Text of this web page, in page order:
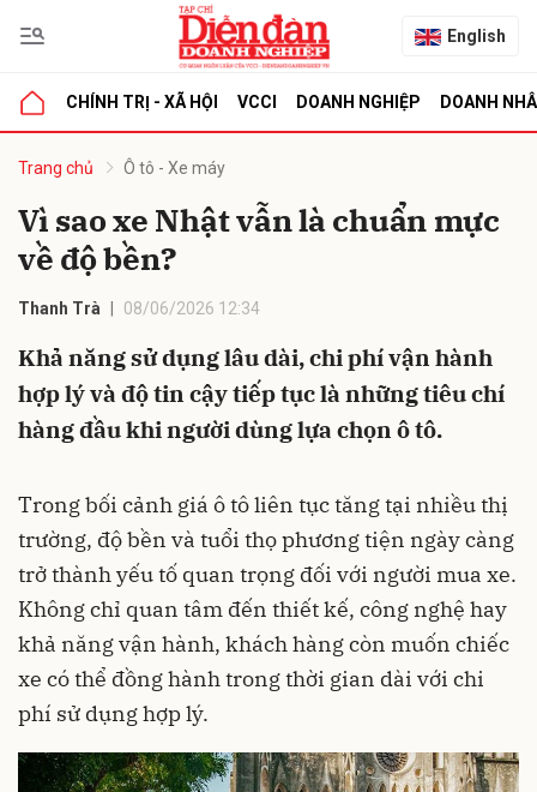
English
CHÍNH TRỊ - XÃ HỘI VCCI DOANH NGHIỆP DOANH
Trang chủ Ô tô - Xe máy
Vì sao xe Nhật vẫn là chuẩn mực
về độ bền?
Thanh Trà 08/06/2026 12:34
Khả năng sử dụng lâu dài, chi phí vận hành
hợp lý và độ tin cậy tiếp tục là những tiêu chí
hàng đầu khi người dùng lựa chọn ô tô.
Trong bối cảnh giá ô tô liên tục tăng tại nhiều thị
trường, độ bền và tuổi thọ phương tiện ngày càng
trở thành yếu tố quan trọng đối với người mua xe.
Không chỉ quan tâm đến thiết kế, công nghệ hay
khả năng vận hành, khách hàng còn muốn chiếc
xe có thể đồng hành trong thời gian dài với chi
phí sử dụng hợp lý.
luận
Hủy